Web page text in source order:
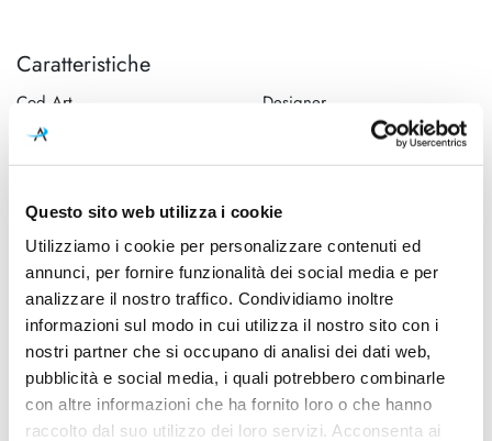
Questo sito web utilizza i cookie
Utilizziamo i cookie per personalizzare contenuti ed
annunci, per fornire funzionalità dei social media e per
analizzare il nostro traffico. Condividiamo inoltre
informazioni sul modo in cui utilizza il nostro sito con i
nostri partner che si occupano di analisi dei dati web,
pubblicità e social media, i quali potrebbero combinarle
con altre informazioni che ha fornito loro o che hanno
raccolto dal suo utilizzo dei loro servizi. Acconsenta ai
Caratteristiche
Cod.Art.
15941 1027
Designer
Studio Italia Design, 2016
Colore led
Dimensioni
Sorgente luminosa
Led integrato
Potenza e attacco
15W - 2700K - 1750Lm -
CRI92
Dimmerazione
Dimmerabile
Classe energetica
A++
Ean
8,057,501,003,148.00